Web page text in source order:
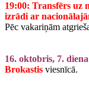
19:00: Transfērs uz
izrādi ar
Pēc vakariņām
16. oktobris, 7. diena
Brokastis viesnīcā.